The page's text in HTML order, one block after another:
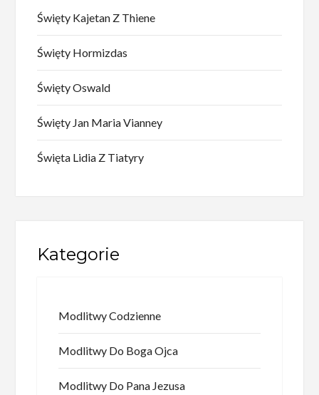
Święty Kajetan Z Thiene
Święty Hormizdas
Święty Oswald
Święty Jan Maria Vianney
Święta Lidia Z Tiatyry
Kategorie
Modlitwy Codzienne
Modlitwy Do Boga Ojca
Modlitwy Do Pana Jezusa